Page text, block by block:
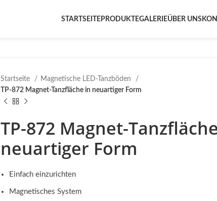
STARTSEITE PRODUKTEGALERIEÜBER UNS
Startseite
Magnetische LED-Tanzböden
TP-872 Magnet-Tanzfläche in neuartiger Form
TP-872 Magnet-
neuartiger Form
Einfach einzurichten
Magnetisches System